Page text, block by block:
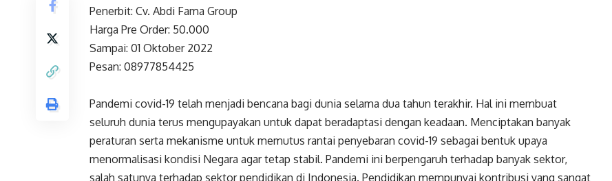
Penerbit: Cv. Abdi Fama Group
Harga Pre Order: 50.000
Sampai: 01 Oktober 2022
Pesan: 08977854425
Pandemi covid-19 telah menjadi bencana bagi dunia selama dua tahun terakhir. Hal ini membuat
seluruh dunia terus mengupayakan untuk dapat beradaptasi dengan keadaan. Menciptakan banyak
peraturan serta mekanisme untuk memutus rantai penyebaran covid-19 sebagai bentuk upaya
menormalisasi kondisi Negara agar tetap stabil. Pandemi ini berpengaruh terhadap banyak sektor,
salah satunya terhadap sektor pendidikan di Indonesia. Pendidikan mempunyai kontribusi yang sangat